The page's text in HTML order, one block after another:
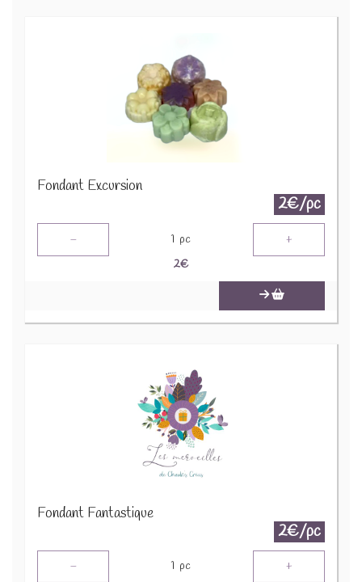
Fondant Excursion
2€/pc
- 1 pc +
2€
Fondant Fantastique
2€/pc
- 1 pc +